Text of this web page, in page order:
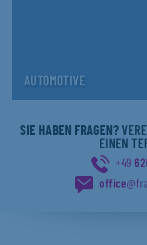
AUTOMOTIVE
SIE HABEN FRAGEN?
EINEN
+49
office